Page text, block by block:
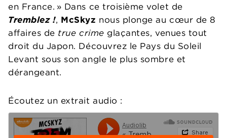
en France. » Dans ce troisième volet de
Tremblez !, McSkyz nous plonge au cœur de 8
affaires de true crime glaçantes, venues tout
droit du Japon. Découvrez le Pays du Soleil
Levant sous son angle le plus sombre et
dérangeant.
Écoutez un extrait audio :